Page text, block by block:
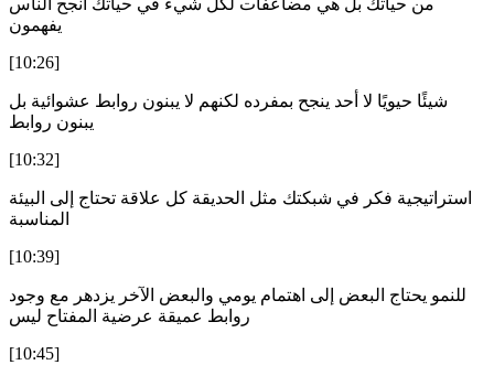
يفهمون
[10:26]
شيئًا حيويًا لا أحد ينجح بمفرده لكنهم لا يبنون روابط عشوائية بل
يبنون روابط
[10:32]
استراتيجية فكر في شبكتك مثل الحديقة كل علاقة تحتاج إلى البيئة
المناسبة
[10:39]
للنمو يحتاج البعض إلى اهتمام يومي والبعض الآخر يزدهر مع وجود
روابط عميقة عرضية المفتاح ليس
[10:45]